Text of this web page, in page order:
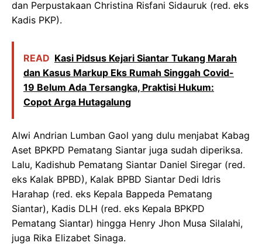
dan Perpustakaan Christina Risfani Sidauruk (red. eks
Kadis PKP).
READ Kasi Pidsus Kejari Siantar Tukang Marah
dan Kasus Markup Eks Rumah Singgah Covid-
19 Belum Ada Tersangka, Praktisi Hukum:
Copot Arga Hutagalung
Alwi Andrian Lumban Gaol yang dulu menjabat Kabag
Aset BPKPD Pematang Siantar juga sudah diperiksa.
Lalu, Kadishub Pematang Siantar Daniel Siregar (red.
eks Kalak BPBD), Kalak BPBD Siantar Dedi Idris
Harahap (red. eks Kepala Bappeda Pematang
Siantar), Kadis DLH (red. eks Kepala BPKPD
Pematang Siantar) hingga Henry Jhon Musa Silalahi,
juga Rika Elizabet Sinaga.